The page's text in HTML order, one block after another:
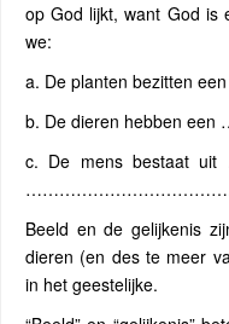
op God lijkt, want God is
we:
a. De planten
b. De dieren
c. De mens
Beeld en de gelijkenis
dieren (en des te meer
in het geestelijke.